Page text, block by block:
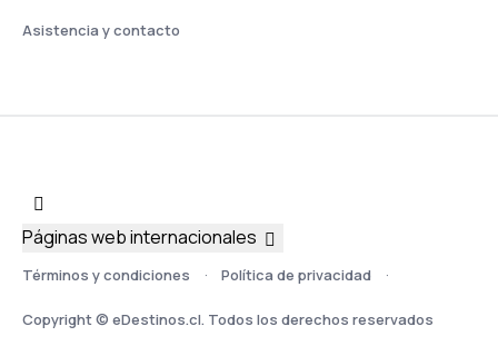
Asistencia y contacto
Términos y condiciones Política de privacidad
Copyright © eDestinos.cl. Todos los derechos reservados
Páginas web internacionales